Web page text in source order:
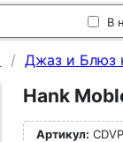
В
Джаз и Блюз
Hank
Артикул: